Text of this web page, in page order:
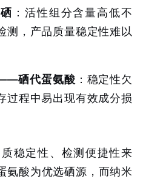
：活性组分含量高低不
测，产品质量稳定性难以
硒代蛋氨酸 ：稳定性欠
过程中易出现有效成分损
稳定性、检测便捷性来
氨酸为优选硒源，而纳米